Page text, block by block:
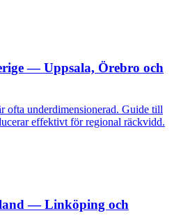
— Uppsala, Örebro och
ofta underdimensionerad. Guide till
effektivt för regional räckvidd.
— Linköping och